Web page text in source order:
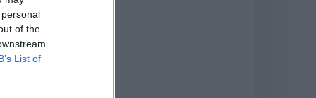
of the
List of